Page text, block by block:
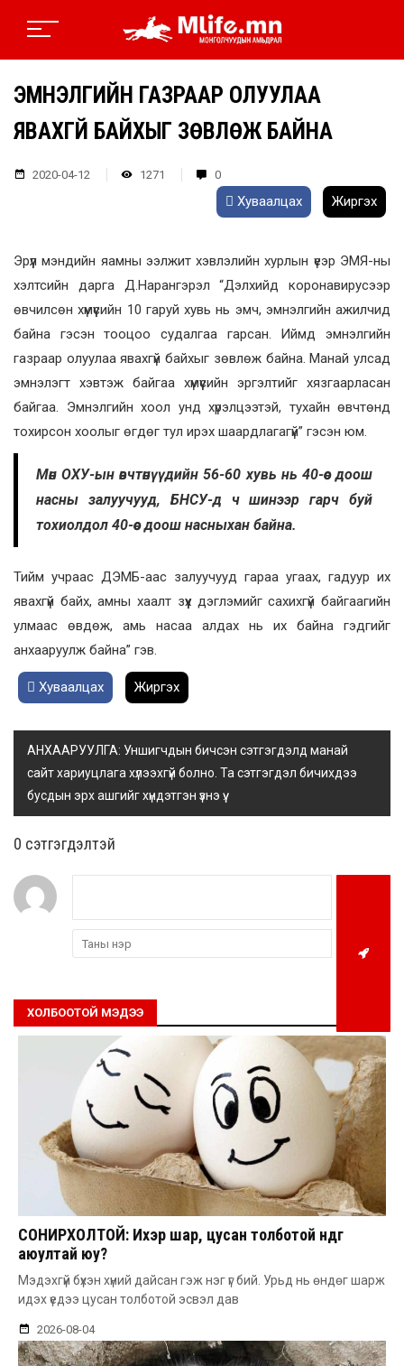
ЭМНЭЛГИЙН ГАЗРААР ОЛУУЛАА
ЯВАХГҮЙ БАЙХЫГ ЗӨВЛӨЖ БАЙНА
2020-04-12 1271 0
Хуваалцах Жиргэх
Эрүүл мэндийн яамны ээлжит хэвлэлийн хурлын үеэр ЭМЯ-ны
хэлтсийн дарга Д.Нарангэрэл “Дэлхийд коронавирусээр
өвчилсөн хүмүүсийн 10 гаруй хувь нь эмч, эмнэлгийн ажилчид
байна гэсэн тооцоо судалгаа гарсан. Иймд эмнэлгийн
газраар олуулаа явахгүй байхыг зөвлөж байна. Манай улсад
эмнэлэгт хэвтэж байгаа хүмүүсийн эргэлтийг хязгаарласан
байгаа. Эмнэлгийн хоол унд хүрэлцээтэй, тухайн өвчтөнд
тохирсон хоолыг өгдөг тул ирэх шаардлагагүй” гэсэн юм.
Мөн ОХУ-ын өвчтөнүүдийн 56-60 хувь нь 40-өөс доош
насны залуучууд, БНСУ-д ч шинээр гарч буй
тохиолдол 40-өөс доош насныхан байна.
Тийм учраас ДЭМБ-аас залуучууд гараа угаах, гадуур их
явахгүй байх, амны хаалт зүүх дэглэмийг сахихгүй байгаагийн
улмаас өвдөж, амь насаа алдах нь их байна гэдгийг
анхааруулж байна” гэв.
Хуваалцах Жиргэх
АНХААРУУЛГА: Уншигчдын бичсэн сэтгэгдэлд манай
сайт хариуцлага хүлээхгүй болно. Та сэтгэгдэл бичихдээ
бусдын эрх ашгийг хүндэтгэн үзнэ үү.
0 cэтгэгдэлтэй
ХОЛБООТОЙ МЭДЭЭ
СОНИРХОЛТОЙ: Ихэр шар, цусан толботой өндөг
аюултай юу?
Мэдэхгүй бүхэн хүний дайсан гэж нэг үг бий. Урьд нь өндөг шарж
идэх үедээ цусан толботой эсвэл дав
2026-08-04